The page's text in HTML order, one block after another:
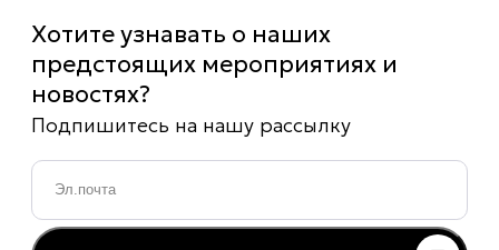
Хотите узнавать о наших
предстоящих мероприятиях и
новостях?
Подпишитесь на нашу рассылку
Email